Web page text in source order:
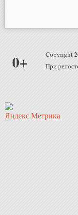
0+
Copyright
При